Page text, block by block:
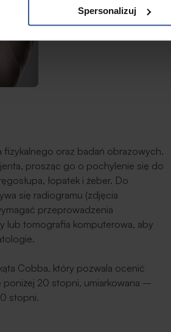
Spersonalizuj
fizykalnego oraz badań obrazowych.
prosząc go o pochylenie się do
łopatek i żeber. Do
się radiogramu (zdjęcia
przeprowadzenia
lub tomografia komputerowa, aby
Cobba, który pozwala ocenić
poniżej 20 stopni, umiarkowana –
stopni.